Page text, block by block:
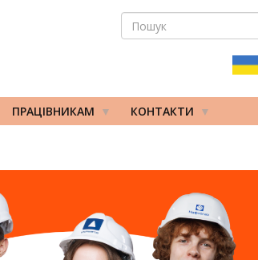
ПОШУКОВА
ПОШУК
ПРАЦІВНИКАМ КОНТАКТИ